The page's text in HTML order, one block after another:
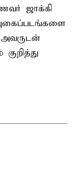
ஜாக்கி
அவருடன்